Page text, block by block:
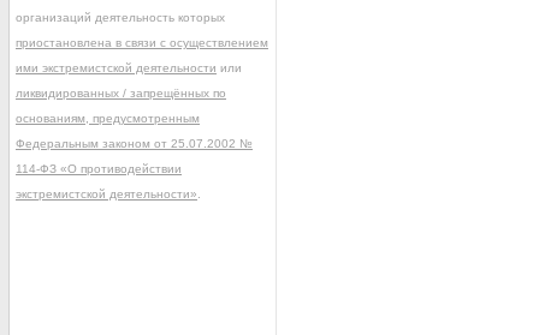
организаций деятельность которых
приостановлена в связи с осуществлением
ими экстремистской деятельности или
ликвидированных / запрещённых по
основаниям, предусмотренным
Федеральным законом от 25.07.2002 №
114-ФЗ «О противодействии
экстремистской деятельности»